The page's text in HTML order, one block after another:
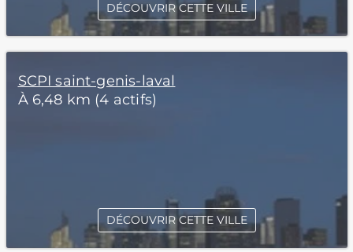
DÉCOUVRIR CETTE VILLE
SCPI saint-genis-laval
À 6,48 km (4 actifs)
DÉCOUVRIR CETTE VILLE